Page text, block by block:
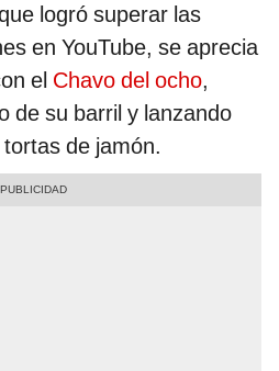
logró superar las
en YouTube, se aprecia
el Chavo del ocho,
de su barril y lanzando
de jamón.